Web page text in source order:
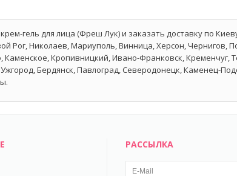
гель для лица (Фреш Лук) и заказать доставку по
Рог, Николаев, Мариуполь, Винница, Херсон, Чернигов,
Кропивницкий, Ивано-Франковск, Кременчуг,
Бердянск, Павлоград, Северодонецк, Каменец-
РАССЫЛКА